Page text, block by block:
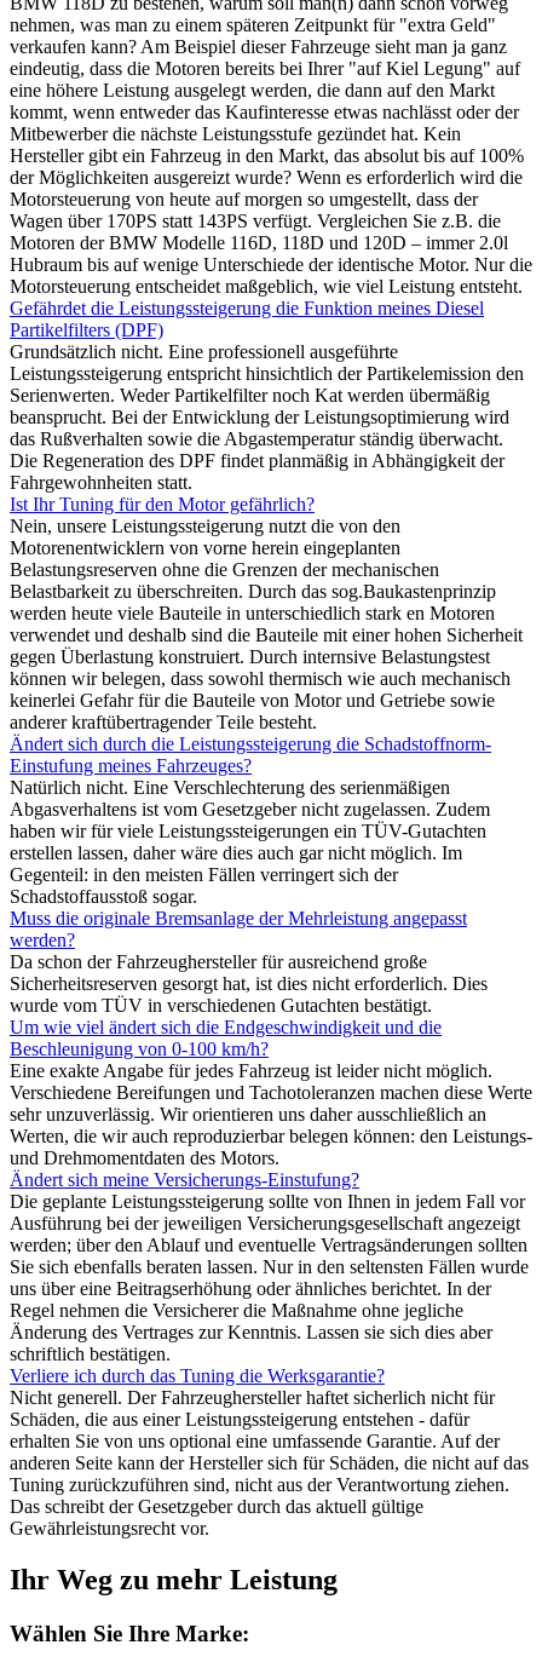
nehmen, was man zu einem späteren Zeitpunkt für "extra Geld"
verkaufen kann? Am Beispiel dieser Fahrzeuge sieht man ja ganz
eindeutig, dass die Motoren bereits bei Ihrer "auf Kiel Legung" auf
eine höhere Leistung ausgelegt werden, die dann auf den Markt
kommt, wenn entweder das Kaufinteresse etwas nachlässt oder der
Mitbewerber die nächste Leistungsstufe gezündet hat. Kein
Hersteller gibt ein Fahrzeug in den Markt, das absolut bis auf 100%
der Möglichkeiten ausgereizt wurde? Wenn es erforderlich wird die
Motorsteuerung von heute auf morgen so umgestellt, dass der
Wagen über 170PS statt 143PS verfügt. Vergleichen Sie z.B. die
Motoren der BMW Modelle 116D, 118D und 120D – immer 2.0l
Hubraum bis auf wenige Unterschiede der identische Motor. Nur die
Motorsteuerung entscheidet maßgeblich, wie viel Leistung entsteht.
Gefährdet die Leistungssteigerung die Funktion meines Diesel
Partikelfilters (DPF)
Grundsätzlich nicht. Eine professionell ausgeführte
Leistungssteigerung entspricht hinsichtlich der Partikelemission den
Serienwerten. Weder Partikelfilter noch Kat werden übermäßig
beansprucht. Bei der Entwicklung der Leistungsoptimierung wird
das Rußverhalten sowie die Abgastemperatur ständig überwacht.
Die Regeneration des DPF findet planmäßig in Abhängigkeit der
Fahrgewohnheiten statt.
Ist Ihr Tuning für den Motor gefährlich?
Nein, unsere Leistungssteigerung nutzt die von den
Motorenentwicklern von vorne herein eingeplanten
Belastungsreserven ohne die Grenzen der mechanischen
Belastbarkeit zu überschreiten. Durch das sog.Baukastenprinzip
werden heute viele Bauteile in unterschiedlich stark en Motoren
verwendet und deshalb sind die Bauteile mit einer hohen Sicherheit
gegen Überlastung konstruiert. Durch internsive Belastungstest
können wir belegen, dass sowohl thermisch wie auch mechanisch
keinerlei Gefahr für die Bauteile von Motor und Getriebe sowie
anderer kraftübertragender Teile besteht.
Ändert sich durch die Leistungssteigerung die Schadstoffnorm-
Einstufung meines Fahrzeuges?
Natürlich nicht. Eine Verschlechterung des serienmäßigen
Abgasverhaltens ist vom Gesetzgeber nicht zugelassen. Zudem
haben wir für viele Leistungssteigerungen ein TÜV-Gutachten
erstellen lassen, daher wäre dies auch gar nicht möglich. Im
Gegenteil: in den meisten Fällen verringert sich der
Schadstoffausstoß sogar.
Muss die originale Bremsanlage der Mehrleistung angepasst
werden?
Da schon der Fahrzeughersteller für ausreichend große
Sicherheitsreserven gesorgt hat, ist dies nicht erforderlich. Dies
wurde vom TÜV in verschiedenen Gutachten bestätigt.
Um wie viel ändert sich die Endgeschwindigkeit und die
Beschleunigung von 0-100 km/h?
Eine exakte Angabe für jedes Fahrzeug ist leider nicht möglich.
Verschiedene Bereifungen und Tachotoleranzen machen diese Werte
sehr unzuverlässig. Wir orientieren uns daher ausschließlich an
Werten, die wir auch reproduzierbar belegen können: den Leistungs-
und Drehmomentdaten des Motors.
Ändert sich meine Versicherungs-Einstufung?
Die geplante Leistungssteigerung sollte von Ihnen in jedem Fall vor
Ausführung bei der jeweiligen Versicherungsgesellschaft angezeigt
werden; über den Ablauf und eventuelle Vertragsänderungen sollten
Sie sich ebenfalls beraten lassen. Nur in den seltensten Fällen wurde
uns über eine Beitragserhöhung oder ähnliches berichtet. In der
Regel nehmen die Versicherer die Maßnahme ohne jegliche
Änderung des Vertrages zur Kenntnis. Lassen sie sich dies aber
schriftlich bestätigen.
Verliere ich durch das Tuning die Werksgarantie?
Nicht generell. Der Fahrzeughersteller haftet sicherlich nicht für
Schäden, die aus einer Leistungssteigerung entstehen - dafür
erhalten Sie von uns optional eine umfassende Garantie. Auf der
anderen Seite kann der Hersteller sich für Schäden, die nicht auf das
Tuning zurückzuführen sind, nicht aus der Verantwortung ziehen.
Das schreibt der Gesetzgeber durch das aktuell gültige
Gewährleistungsrecht vor.
Ihr Weg zu mehr Leistung
Wählen Sie Ihre Marke: